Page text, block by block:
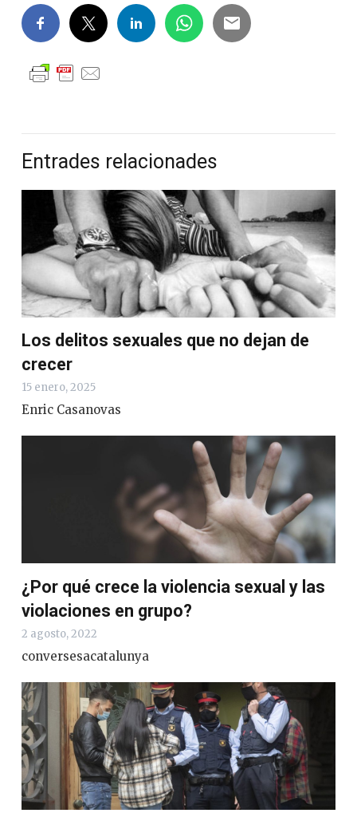
Entrades relacionades
Los delitos sexuales que no dejan de
crecer
15 enero, 2025
Enric Casanovas
¿Por qué crece la violencia sexual y las
violaciones en grupo?
2 agosto, 2022
conversesacatalunya